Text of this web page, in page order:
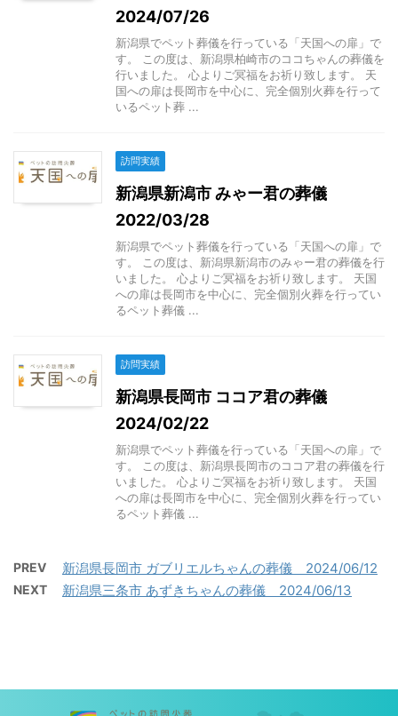
2024/07/26
新潟県でペット葬儀を行っている「天国への扉」で
す。 この度は、新潟県柏崎市のココちゃんの葬儀を
行いました。 心よりご冥福をお祈り致します。 天
国への扉は長岡市を中心に、完全個別火葬を行って
いるペット葬 ...
訪問実績
新潟県新潟市 みゃー君の葬儀
2022/03/28
新潟県でペット葬儀を行っている「天国への扉」で
す。 この度は、新潟県新潟市のみゃー君の葬儀を行
いました。 心よりご冥福をお祈り致します。 天国
への扉は長岡市を中心に、完全個別火葬を行ってい
るペット葬儀 ...
訪問実績
新潟県長岡市 ココア君の葬儀
2024/02/22
新潟県でペット葬儀を行っている「天国への扉」で
す。 この度は、新潟県長岡市のココア君の葬儀を行
いました。 心よりご冥福をお祈り致します。 天国
への扉は長岡市を中心に、完全個別火葬を行ってい
るペット葬儀 ...
PREV 新潟県長岡市 ガブリエルちゃんの葬儀 2024/06/12
NEXT 新潟県三条市 あずきちゃんの葬儀 2024/06/13